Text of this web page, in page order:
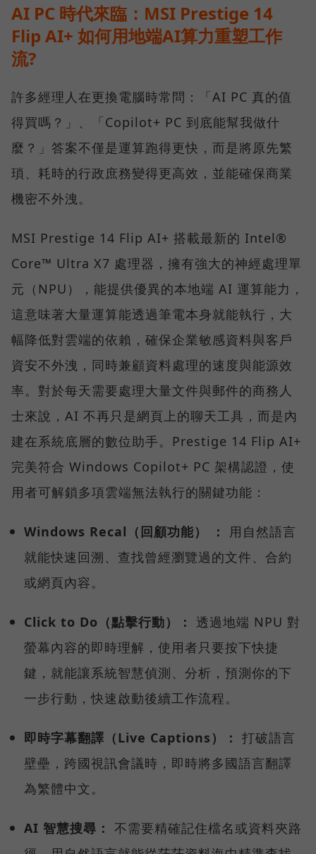
AI PC 時代來臨：MSI Prestige 14
Flip AI+ 如何用地端AI算力重塑工作
流?
許多經理人在更換電腦時常問：「AI PC 真的值
得買嗎？」、「Copilot+ PC 到底能幫我做什
麼？」答案不僅是運算跑得更快，而是將原先繁
瑣、耗時的行政庶務變得更高效，並能確保商業
機密不外洩。
MSI Prestige 14 Flip AI+ 搭載最新的 Intel®
Core™ Ultra X7 處理器，擁有強大的神經處理單
元（NPU），能提供優異的本地端 AI 運算能力，
這意味著大量運算能透過筆電本身就能執行，大
幅降低對雲端的依賴，確保企業敏感資料與客戶
資安不外洩，同時兼顧資料處理的速度與能源效
率。對於每天需要處理大量文件與郵件的商務人
士來說，AI 不再只是網頁上的聊天工具，而是內
建在系統底層的數位助手。Prestige 14 Flip AI+
完美符合 Windows Copilot+ PC 架構認證，使
用者可解鎖多項雲端無法執行的關鍵功能：
Windows Recal（回顧功能） ：
用自然語言
就能快速回溯、查找曾經瀏覽過的文件、合約
或網頁內容。
Click to Do（點擊行動）： 透過地端 NPU 對
螢幕內容的即時理解，使用者只要按下快捷
鍵，就能讓系統智慧偵測、分析，預測你的下
一步行動，快速啟動後續工作流程。
即時字幕翻譯（Live Captions）： 打破語言
壁壘，跨國視訊會議時，即時將多國語言翻譯
為繁體中文。
AI 智慧搜尋： 不需要精確記住檔名或資料夾路